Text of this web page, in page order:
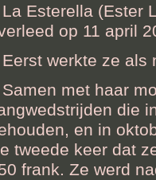
Esterella (Ester
op 11 april
werkte ze als
met haar
die
en in
tweede keer dat
frank. Ze werd